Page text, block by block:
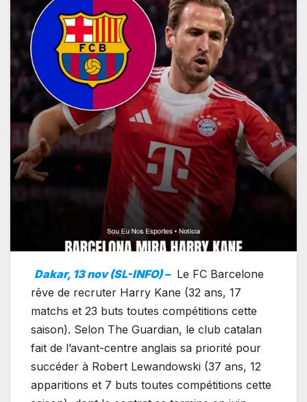
Dakar, 13 nov (SL-INFO) – Le FC Barcelone
rêve de recruter Harry Kane (32 ans, 17
matchs et 23 buts toutes compétitions cette
saison). Selon The Guardian, le club catalan
fait de l’avant-centre anglais sa priorité pour
succéder à Robert Lewandowski (37 ans, 12
apparitions et 7 buts toutes compétitions cette